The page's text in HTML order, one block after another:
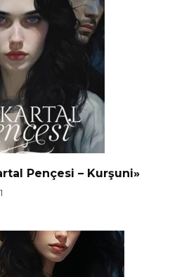
Pençesi – Kurşuni»